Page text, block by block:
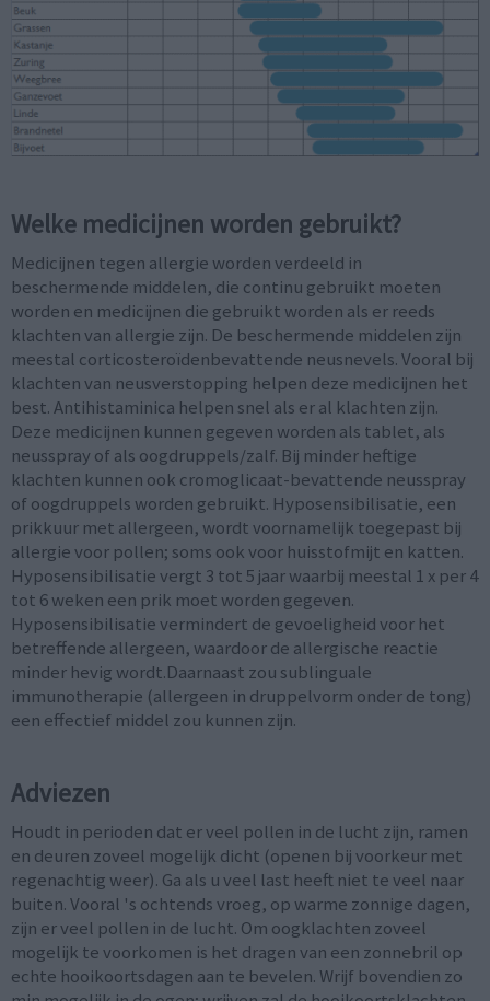
Welke medicijnen worden gebruikt?
Medicijnen tegen allergie worden verdeeld in
beschermende middelen, die continu gebruikt moeten
worden en medicijnen die gebruikt worden als er reeds
klachten van allergie zijn. De beschermende middelen zijn
meestal corticosteroïdenbevattende neusnevels. Vooral bij
klachten van neusverstopping helpen deze medicijnen het
best. Antihistaminica helpen snel als er al klachten zijn.
Deze medicijnen kunnen gegeven worden als tablet, als
neusspray of als oogdruppels/zalf. Bij minder heftige
klachten kunnen ook cromoglicaat-bevattende neusspray
of oogdruppels worden gebruikt. Hyposensibilisatie, een
prikkuur met allergeen, wordt voornamelijk toegepast bij
allergie voor pollen; soms ook voor huisstofmijt en katten.
Hyposensibilisatie vergt 3 tot 5 jaar waarbij meestal 1 x per 4
tot 6 weken een prik moet worden gegeven.
Hyposensibilisatie vermindert de gevoeligheid voor het
betreffende allergeen, waardoor de allergische reactie
minder hevig wordt.Daarnaast zou sublinguale
immunotherapie (allergeen in druppelvorm onder de tong)
een effectief middel zou kunnen zijn.
Adviezen
Houdt in perioden dat er veel pollen in de lucht zijn, ramen
en deuren zoveel mogelijk dicht (openen bij voorkeur met
regenachtig weer). Ga als u veel last heeft niet te veel naar
buiten. Vooral 's ochtends vroeg, op warme zonnige dagen,
zijn er veel pollen in de lucht. Om oogklachten zoveel
mogelijk te voorkomen is het dragen van een zonnebril op
echte hooikoortsdagen aan te bevelen. Wrijf bovendien zo